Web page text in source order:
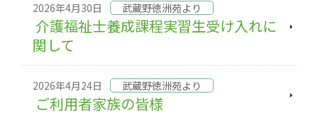
介護福祉士養成課程実習生受け入れに
関して
2026年4月30日 武蔵野徳洲苑より
ご利用者家族の皆様
2026年4月24日 武蔵野徳洲苑より